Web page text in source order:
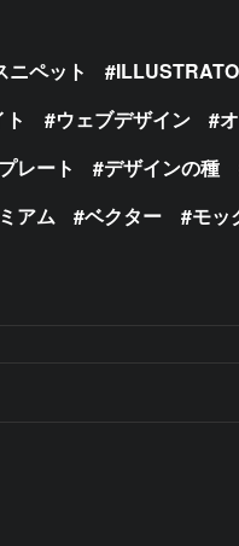
ニペット
ウェブデザイン
レート デザインの種
アム ベクター モッ